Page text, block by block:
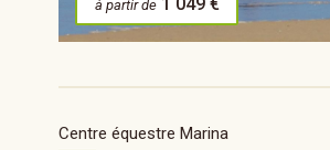
à partir de
Centre équestre Marina